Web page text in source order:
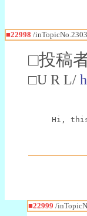
■22998 /
□投稿
□U R L/
Hi, this
■22999 /